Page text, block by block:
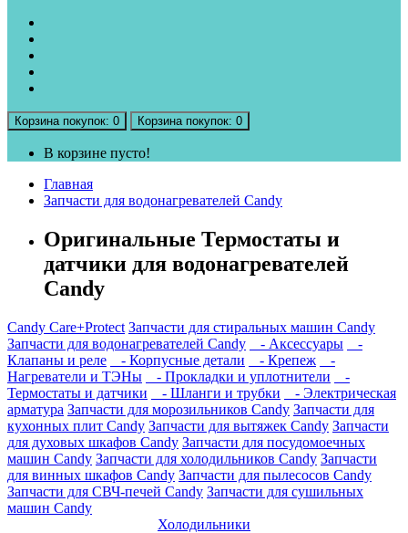
Корзинапокупок: 0 Корзинапокупок: 0
В корзине пусто!
Главная
Запчасти для водонагревателей Candy
Оригинальные Термостаты и
датчики для водонагревателей
Candy
Candy Care+Protect Запчасти для стиральных машин Candy
Запчасти для водонагревателей Candy
- Аксессуары
-
Клапаны и реле
- Корпусные детали - Крепеж
-
Нагреватели и ТЭНы
- Прокладки и уплотнители
-
Термостаты и датчики
- Шланги и трубки
- Электрическая
арматура Запчасти для морозильников Candy Запчасти для
кухонных плит Candy Запчасти для вытяжек Candy Запчасти
для духовых шкафов Candy Запчасти для посудомоечных
машин Candy Запчасти для холодильников Candy Запчасти
для винных шкафов Candy Запчасти для пылесосов Candy
Запчасти для СВЧ-печей Candy Запчасти для сушильных
машин Candy
Холодильники